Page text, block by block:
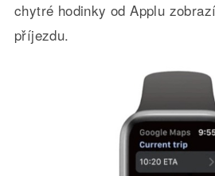
chytré hodinky od Applu
příjezdu.